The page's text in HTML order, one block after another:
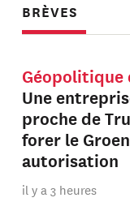
BRÈVES
Géopolitique
Une
proche de
forer le
autorisation
il y a 3 heures